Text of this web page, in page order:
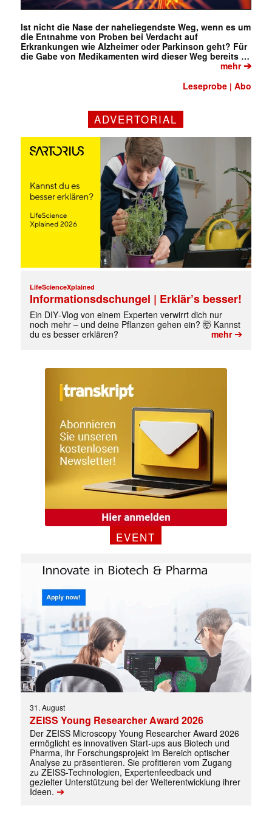
✕
Ist nicht die Nase der naheliegendste Weg, wenn es um
die Entnahme von Proben bei Verdacht auf
Erkrankungen wie Alzheimer oder Parkinson geht? Für
die Gabe von Medikamenten wird dieser Weg bereits …
mehr➔
Leseprobe |Abo
ADVERTORIAL
LifeScienceXplained
Informationsdschungel | Erklär’s besser!
Ein DIY‑Vlog von einem Experten verwirrt dich nur
noch mehr – und deine Pflanzen gehen ein? 🤯 Kannst
du es besser erklären?
mehr➔
EVENT
31. August
ZEISS Young Researcher Award 2026
Der ZEISS Microscopy Young Researcher Award 2026
ermöglicht es innovativen Start-ups aus Biotech und
Pharma, ihr Forschungsprojekt im Bereich optischer
Analyse zu präsentieren. Sie profitieren vom Zugang
zu ZEISS-Technologien, Expertenfeedback und
gezielter Unterstützung bei der Weiterentwicklung ihrer
Ideen. ➔